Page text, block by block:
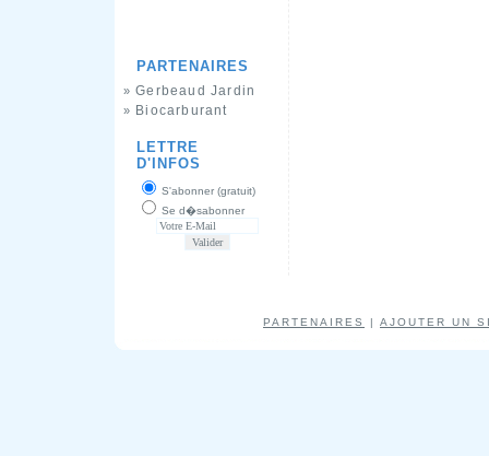
PARTENAIRES
» Gerbeaud Jardin
» Biocarburant
LETTRE
D'INFOS
S'abonner (gratuit)
Se d�sabonner
PARTENAIRES | AJOUTER UN